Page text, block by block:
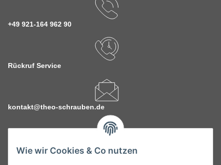
Wie wir Cookies & Co nutzen
+49 921-164 962 90
Rückruf Service
kontakt@theo-schrauben.de